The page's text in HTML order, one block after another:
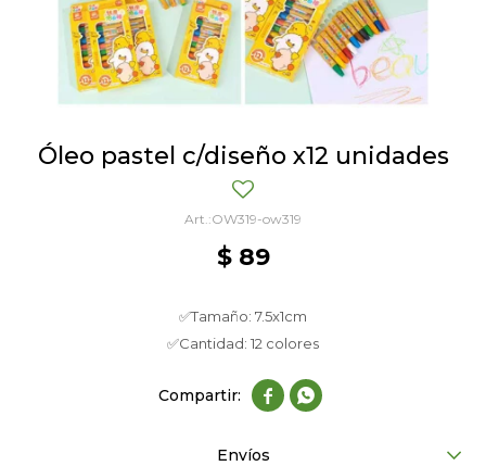
Óleo pastel c/diseño x12 unidades
OW319-ow319
$ 89
✅Tamaño: 7.5x1cm
✅Cantidad: 12 colores
 
Envíos